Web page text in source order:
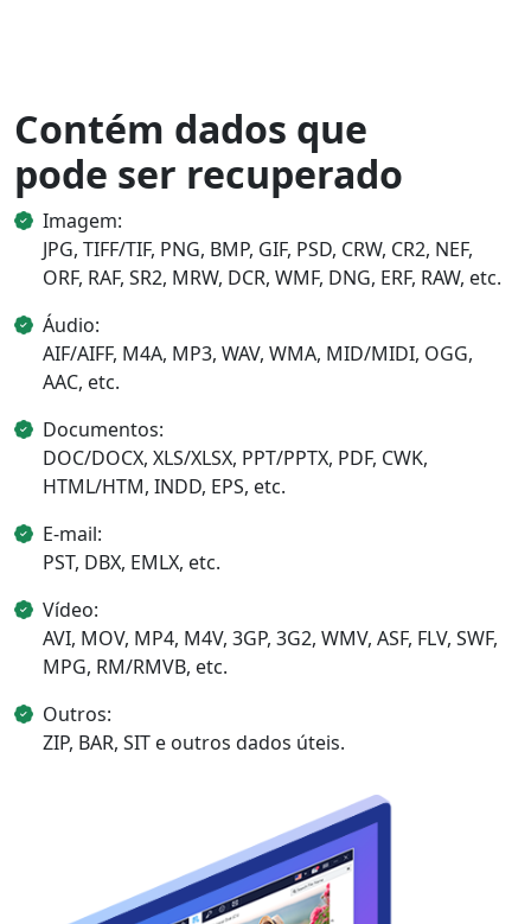
Contém dados que
pode ser recuperado
Imagem:
JPG, TIFF/TIF, PNG, BMP, GIF, PSD, CRW, CR2, NEF,
ORF, RAF, SR2, MRW, DCR, WMF, DNG, ERF, RAW, etc.
Áudio:
AIF/AIFF, M4A, MP3, WAV, WMA, MID/MIDI, OGG,
AAC, etc.
Documentos:
DOC/DOCX, XLS/XLSX, PPT/PPTX, PDF, CWK,
HTML/HTM, INDD, EPS, etc.
E-mail:
PST, DBX, EMLX, etc.
Vídeo:
AVI, MOV, MP4, M4V, 3GP, 3G2, WMV, ASF, FLV, SWF,
MPG, RM/RMVB, etc.
Outros:
ZIP, BAR, SIT e outros dados úteis.